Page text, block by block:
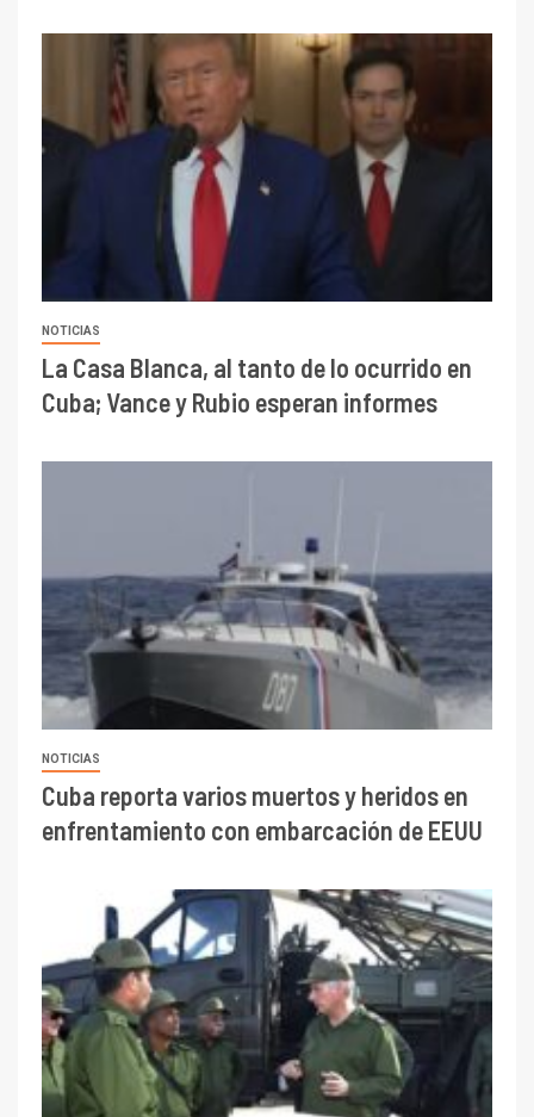
NOTICIAS
La Casa Blanca, al tanto de lo ocurrido en
Cuba; Vance y Rubio esperan informes
NOTICIAS
Cuba reporta varios muertos y heridos en
enfrentamiento con embarcación de EEUU